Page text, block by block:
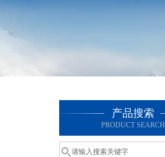
产品搜索
PRODUCT SEARCH